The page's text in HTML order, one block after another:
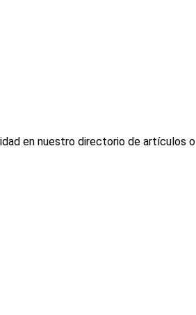
en nuestro directorio de artículos o